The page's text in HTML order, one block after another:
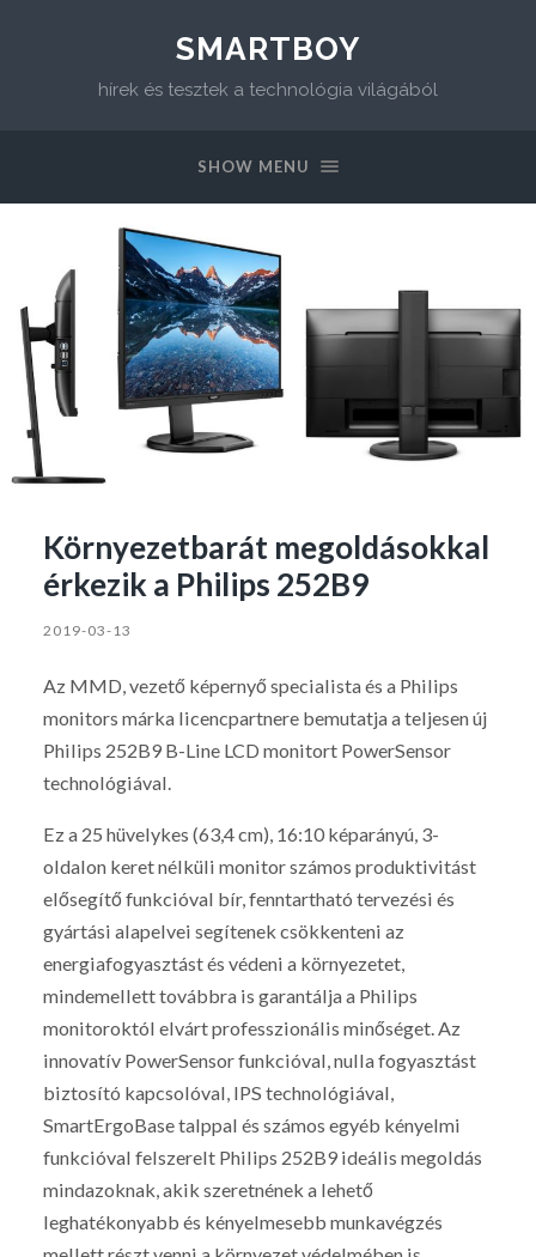
SMARTBOY
hírek és tesztek a technológia világából
SHOW MENU
Környezetbarát megoldásokkal
érkezik a Philips 252B9
2019-03-13
Az MMD, vezető képernyő specialista és a Philips
monitors márka licencpartnere bemutatja a teljesen új
Philips 252B9 B-Line LCD monitort PowerSensor
technológiával.
Ez a 25 hüvelykes (63,4 cm), 16:10 képarányú, 3-
oldalon keret nélküli monitor számos produktivitást
elősegítő funkcióval bír, fenntartható tervezési és
gyártási alapelvei segítenek csökkenteni az
energiafogyasztást és védeni a környezetet,
mindemellett továbbra is garantálja a Philips
monitoroktól elvárt professzionális minőséget. Az
innovatív PowerSensor funkcióval, nulla fogyasztást
biztosító kapcsolóval, IPS technológiával,
SmartErgoBase talppal és számos egyéb kényelmi
funkcióval felszerelt Philips 252B9 ideális megoldás
mindazoknak, akik szeretnének a lehető
leghatékonyabb és kényelmesebb munkavégzés